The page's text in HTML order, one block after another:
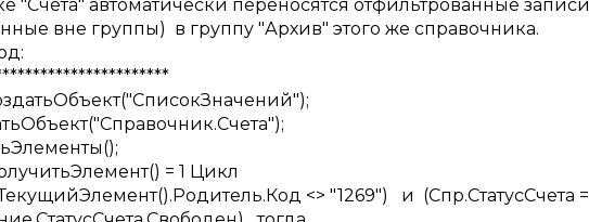
"Счета" автоматически переносятся отфильтрованные записи
вне группы) в группу "Архив" этого же справочника.
= 1 Цикл
<> "1269") и (Спр.СтатусСчета =